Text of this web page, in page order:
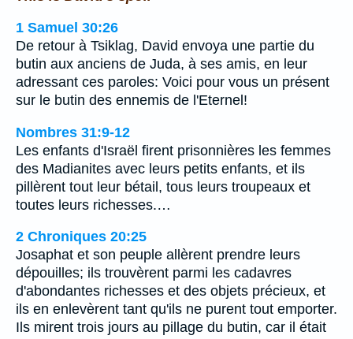
1 Samuel 30:26
De retour à Tsiklag, David envoya une partie du
butin aux anciens de Juda, à ses amis, en leur
adressant ces paroles: Voici pour vous un présent
sur le butin des ennemis de l'Eternel!
Nombres 31:9-12
Les enfants d'Israël firent prisonnières les femmes
des Madianites avec leurs petits enfants, et ils
pillèrent tout leur bétail, tous leurs troupeaux et
toutes leurs richesses.…
2 Chroniques 20:25
Josaphat et son peuple allèrent prendre leurs
dépouilles; ils trouvèrent parmi les cadavres
d'abondantes richesses et des objets précieux, et
ils en enlevèrent tant qu'ils ne purent tout emporter.
Ils mirent trois jours au pillage du butin, car il était